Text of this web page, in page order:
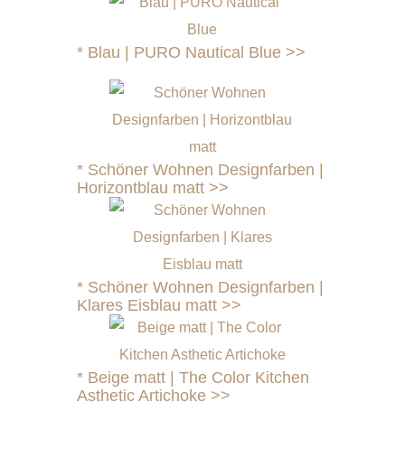
* Blau | PURO Nautical Blue >>
* Schöner Wohnen Designfarben |
Horizontblau matt >>
* Schöner Wohnen Designfarben |
Klares Eisblau matt >>
* Beige matt | The Color Kitchen
Asthetic Artichoke >>